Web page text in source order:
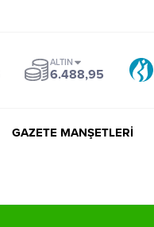
ALTIN
6.488,95
GAZETE MANŞETLERİ